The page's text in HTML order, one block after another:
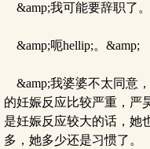
&amp;我可能要辞职了。
&amp;呃hellip;。&amp;
&amp;我婆婆不太同意
的妊娠反应比较严重，严
是妊娠反应较大的话，她
多，她多少还是习惯了。